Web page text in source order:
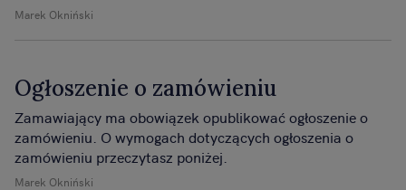
Marek Okniński
Ogłoszenie o zamówieniu
Marek Okniński
Zamawiający ma obowiązek opublikować ogłoszenie o
zamówieniu. O wymogach dotyczących ogłoszenia o
zamówieniu przeczytasz poniżej.